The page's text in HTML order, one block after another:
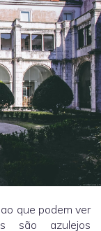
que podem ver
são azulejos